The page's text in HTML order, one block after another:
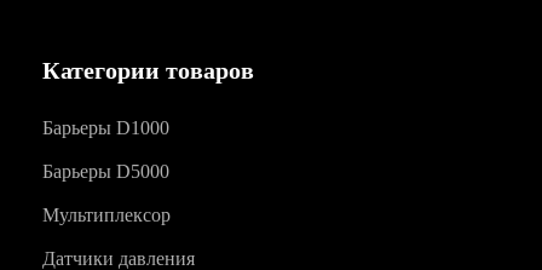
Категории товаров
Барьеры D1000
Барьеры D5000
Мультиплексор
Датчики давления